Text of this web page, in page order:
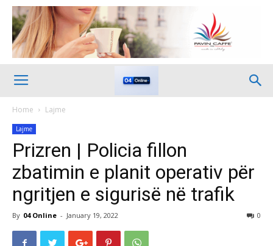
Home Lajme
Lajme
Prizren | Policia fillon
zbatimin e planit operativ për
ngritjen e sigurisë në trafik
By 04 Online - January 19, 2022 0